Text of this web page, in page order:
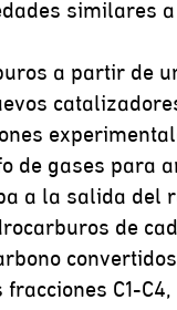
similares
a partir de
gases para
a la salida
de
C1-C4,